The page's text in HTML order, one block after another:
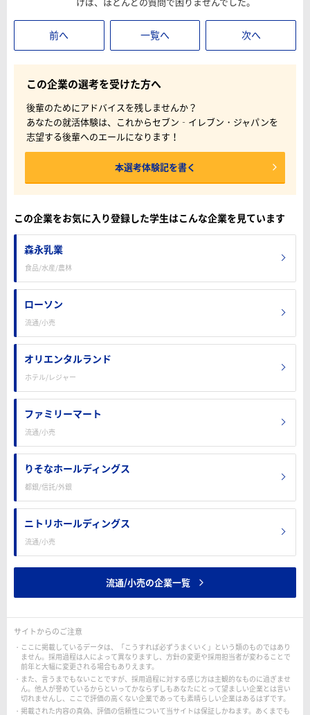
前へ 一覧へ 次へ
この企業の選考を受けた方へ
後輩のためにアドバイスを残しませんか？
あなたの就活体験は、これからセブン‐イレブン・ジャパンを
志望する後輩へのエールになります！
本選考体験記を書く
この企業をお気に入り登録した学生はこんな企業を見ています
森永乳業
食品/水産/農林
ローソン
流通/小売
オリエンタルランド
ホテル/レジャー
ファミリーマート
流通/小売
りそなホールディングス
都銀/信託/外銀
ニトリホールディングス
流通/小売
流通/小売の企業一覧
サイトからのご注意
ここに掲載しているデータは、「こうすれば必ずうまくいく」という類のものではあり
ません。採用過程は人によって異なりますし、方針の変更や採用担当者が変わることで
前年と大幅に変更される場合もありえます。
また、言うまでもないことですが、採用過程に対する感じ方は主観的なものに過ぎませ
ん。他人が誉めているからといってかならずしもあなたにとって望ましい企業とは言い
切れませんし、ここで評価の高くない企業であっても素晴らしい企業はあるはずです。
掲載された内容の真偽、評価の信頼性について当サイトは保証しかねます。あくまでも